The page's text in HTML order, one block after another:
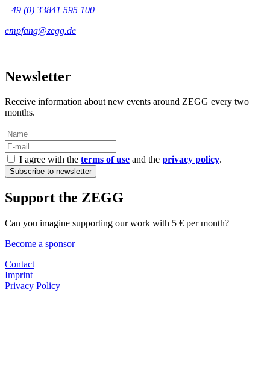
+49 (0) 33841 595 100
Newsletter
Receive information about new events around ZEGG every two
months.
I agree with the terms of use and the privacy policy.
Support the ZEGG
Can you imagine supporting our work with 5 € per month?
Become a sponsor
Contact
Imprint
Privacy Policy